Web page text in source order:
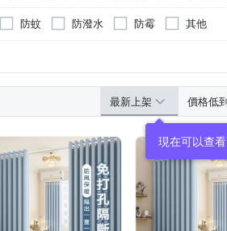
防蚊 防潑水 防霉 其他
最新上架 價格低